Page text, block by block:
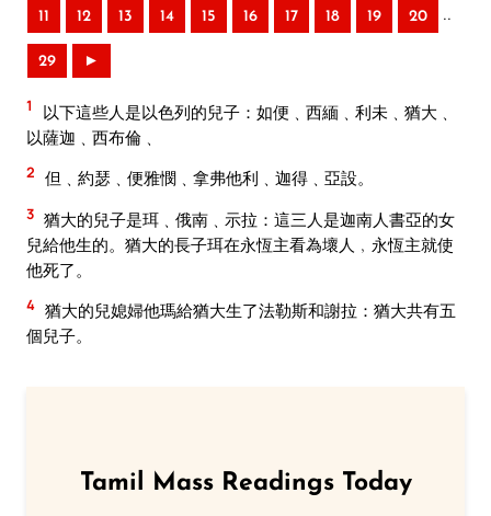
11 12 13 14 15 16 17 18 19 20 ..
29 ►
1
以下這些人是以色列的兒子：如便﹑西緬﹑利未﹑猶大﹑
以薩迦﹑西布倫﹑
2 但﹑約瑟﹑便雅憫﹑拿弗他利﹑迦得﹑亞設。
3 猶大的兒子是珥﹑俄南﹑示拉：這三人是迦南人書亞的女
兒給他生的。猶大的長子珥在永恆主看為壞人﹐永恆主就使
他死了。
4 猶大的兒媳婦他瑪給猶大生了法勒斯和謝拉：猶大共有五
個兒子。
Tamil Mass Readings Today